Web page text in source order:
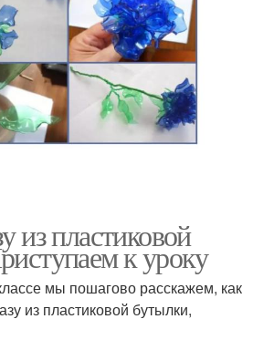
из пластиковой
к уроку
мы пошагово расскажем, как
из пластиковой бутылки,